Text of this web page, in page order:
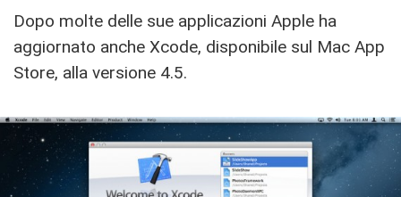
Dopo molte delle sue applicazioni Apple ha
aggiornato anche Xcode, disponibile sul Mac App
Store, alla versione 4.5.